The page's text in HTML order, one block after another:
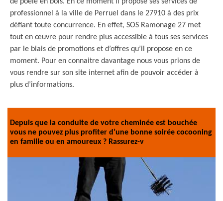
professionnel à la ville de Perruel dans le 27910 à des prix
défiant toute concurrence. En effet, SOS Ramonage 27 met
tout en œuvre pour rendre plus accessible à tous ses services
par le biais de promotions et d’offres qu’il propose en ce
moment. Pour en connaitre davantage nous vous prions de
vous rendre sur son site internet afin de pouvoir accéder à
plus d’informations.
Depuis que la conduite de votre cheminée est bouchée
vous ne pouvez plus profiter d’une bonne soirée cocooning
en famille ou en amoureux ? Rassurez-v